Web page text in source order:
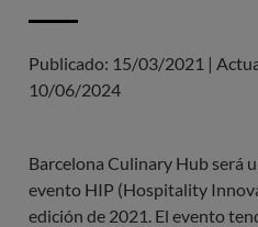
Publicado: 15/03/2021 |
10/06/2024
Barcelona Culinary Hub será
evento HIP (Hospitality
edición de 2021. El evento